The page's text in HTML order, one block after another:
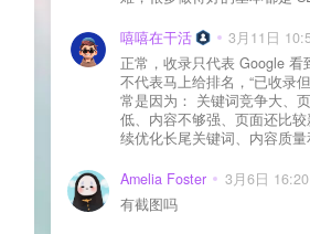
质还是一个长期获客渠道，
成唯一渠道了。
嘻嘻在干活 3月11日
正常，收录只代表 Google 看
不代表马上给排名，“已收录
常是因为： 关键词竞争大、
低、内容不够强、页面还比
续优化长尾关键词、内容质量
Amelia Foster
3月6日 16:20
有截图吗